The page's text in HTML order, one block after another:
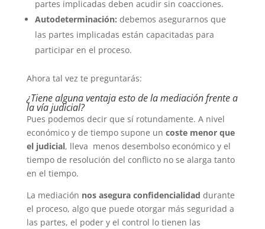
partes implicadas deben acudir sin coacciones.
Autodeterminación: debemos asegurarnos que
las partes implicadas están capacitadas para
participar en el proceso.
Ahora tal vez te preguntarás:
¿Tiene alguna ventaja esto de la mediación frente a
la vía judicial?
Pues podemos decir que sí rotundamente. A nivel
económico y de tiempo supone un coste menor que
el judicial, lleva menos desembolso económico y el
tiempo de resolución del conflicto no se alarga tanto
en el tiempo.
La mediación nos asegura confidencialidad durante
el proceso, algo que puede otorgar más seguridad a
las partes, el poder y el control lo tienen las